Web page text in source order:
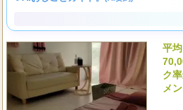
✨AIおしごとガイド。(AI要約)
平